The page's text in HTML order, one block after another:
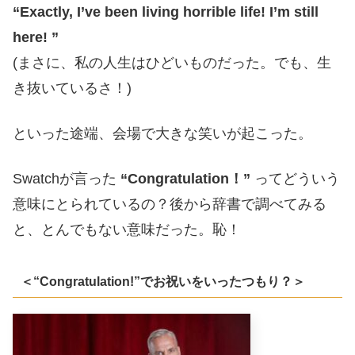
“Exactly, I’ve been living horrible life! I’m still
here! ”
(まさに、私の人生はひどいものだった。でも、生
き抜いているさ！)
といった途端、会場で大きな笑いが起こった。
Swatchが言った “Congratulation！” ってどういう
意味にとられているの？後から辞書で調べてみる
と、とんでもない意味だった。恥！
＜“Congratulation!”でお祝いをいったつもり？＞